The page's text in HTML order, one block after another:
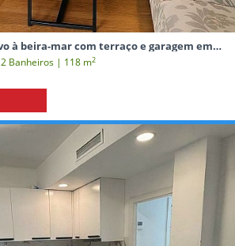
à beira-mar com terraço e garagem em
Banheiros | 118 m2